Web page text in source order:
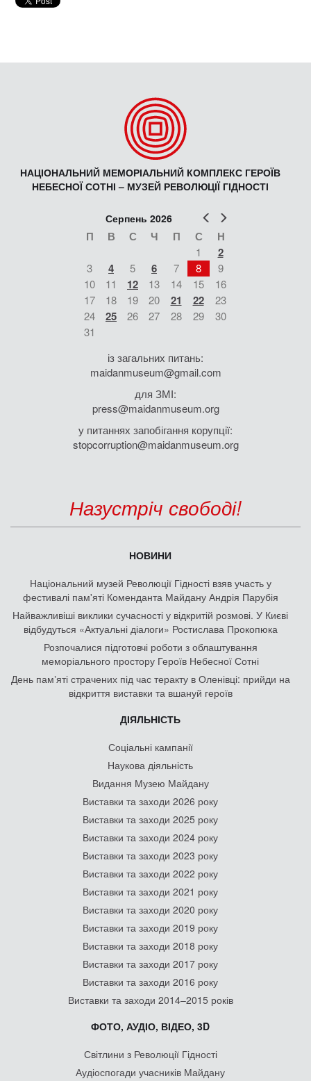
НАЦІОНАЛЬНИЙ МЕМОРІАЛЬНИЙ КОМПЛЕКС ГЕРОЇВ
НЕБЕСНОЇ СОТНІ – МУЗЕЙ РЕВОЛЮЦІЇ ГІДНОСТІ
Попер
Серпень 2026
П В С Ч П С Н
1 2
3 4 5 6 7 8
9
10
11 12 13 14 15
16
17
18 19 20 21 22
23
24
25 26 27 28 29
30
31
із загальних питань:
maidanmuseum@gmail.com
для ЗМІ:
press@maidanmuseum.org
у питаннях запобігання корупції:
stopcorruption@maidanmuseum.org
Назустріч свободі!
НОВИНИ
Національний музей Революції Гідності взяв участь у
фестивалі пам'яті Коменданта Майдану Андрія Парубія
Найважливіші виклики сучасності у відкритій розмові. У Києві
відбудуться «Актуальні діалоги» Ростислава Прокопюка
Розпочалися підготовчі роботи з облаштування
меморіального простору Героїв Небесної Сотні
День памʼяті страчених під час теракту в Оленівці: прийди на
відкриття виставки та вшануй героїв
ДІЯЛЬНІСТЬ
Соціальні кампанії
Наукова діяльність
Видання Музею Майдану
Виставки та заходи 2026 року
Виставки та заходи 2025 року
Виставки та заходи 2024 року
Виставки та заходи 2023 року
Виставки та заходи 2022 року
Виставки та заходи 2021 року
Виставки та заходи 2020 року
Виставки та заходи 2019 року
Виставки та заходи 2018 року
Виставки та заходи 2017 року
Виставки та заходи 2016 року
Виставки та заходи 2014–2015 років
ФОТО, АУДІО, ВІДЕО, 3D
Світлини з Революції Гідності
Аудіоспогади учасників Майдану